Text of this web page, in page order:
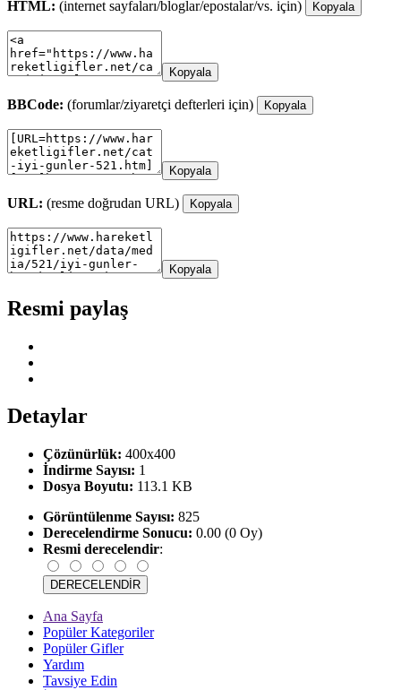
HTML: (internet sayfaları/bloglar/epostalar/vs. için) Kopyala
Kopyala
BBCode: (forumlar/ziyaretçi defterleri için) Kopyala
Kopyala
URL: (resme doğrudan URL) Kopyala
Kopyala
Resmi paylaş
Detaylar
Çözünürlük: 400x400
İndirme Sayısı: 1
Dosya Boyutu: 113.1 KB
Görüntülenme Sayısı: 825
Derecelendirme Sonucu: 0.00 (0 Oy)
Resmi derecelendir:
Ana Sayfa
Popüler Kategoriler
Popüler Gifler
Yardım
Tavsiye Edin